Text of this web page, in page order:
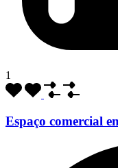
1
Espaço comercial